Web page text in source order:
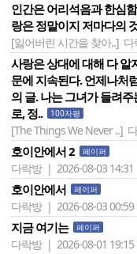
인간은 어리석음과 한심
랑은 정말이지 저마다의
[잃어버린 시간을 찾아..]
사랑은 상대에 대해 다 알
문에 지속된다. 언제나처
의 글. 나는 그녀가 들려
로, 정..
100자평
[The Things We Never ..]
호이안에서 2 페이퍼
다락방 | 2026-08-03 14:31
호이안에서 페이퍼
다락방 | 2026-08-03 00:59
지금 여기는 페이퍼
다락방 | 2026-08-01 19:15